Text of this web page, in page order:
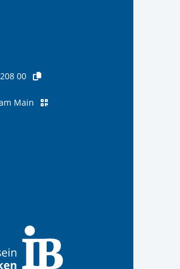
00
Main
BundBund
Bund